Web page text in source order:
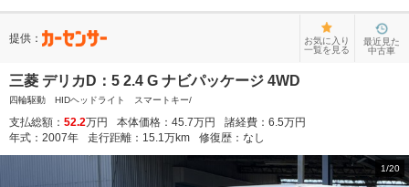
提供：
お気に入り
一覧を見る
最近見た
中古車
三菱 デリカD：5 2.4 G ナビパッケージ 4WD
四輪駆動 HIDヘッドライト スマートキー/
支払総額： 52.2万円 本体価格： 45.7万円 諸経費： 6.5万円
年式： 2007年 走行距離： 15.1万km 修復歴： なし
1/20